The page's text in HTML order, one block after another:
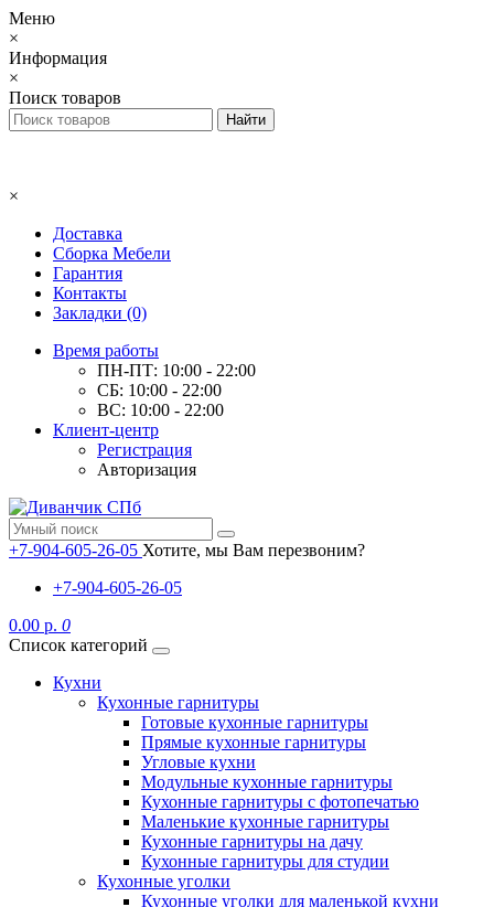
Меню
×
Информация
×
Поиск товаров
×
Доставка
Сборка Мебели
Гарантия
Контакты
Закладки (0)
Время работы
ПН-ПТ: 10:00 - 22:00
СБ: 10:00 - 22:00
ВС: 10:00 - 22:00
Клиент-центр
Регистрация
Авторизация
+7-904-605-26-05 Хотите, мы Вам перезвоним?
+7-904-605-26-05
0.00 р. 0
Список категорий
Кухни
Кухонные гарнитуры
Готовые кухонные гарнитуры
Прямые кухонные гарнитуры
Угловые кухни
Модульные кухонные гарнитуры
Кухонные гарнитуры с фотопечатью
Маленькие кухонные гарнитуры
Кухонные гарнитуры на дачу
Кухонные гарнитуры для студии
Кухонные уголки
Кухонные уголки для маленькой кухни